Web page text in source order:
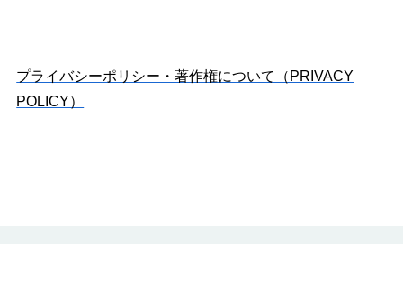
プライバシーポリシー・著作権について（PRIVACY
POLICY）